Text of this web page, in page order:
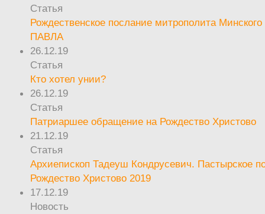
Статья
Рождественское послание митрополита Минского
ПАВЛА
26.12.19
Статья
Кто хотел унии?
26.12.19
Статья
Патриаршее обращение на Рождество Христово
21.12.19
Статья
Архиепископ Тадеуш Кондрусевич. Пастырское
Рождество Христово 2019
17.12.19
Новость